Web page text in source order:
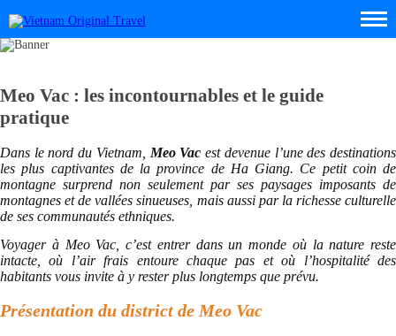
Meo Vac : les incontournables et le guide
pratique
Dans le nord du Vietnam, Meo Vacest devenue l’une des destinations
les plus captivantes de la province de Ha Giang. Ce petit coin de
montagne surprend non seulement par ses paysages imposants de
montagnes et de vallées sinueuses, mais aussi par la richesse culturelle
de ses communautés ethniques.
Voyager à Meo Vac, c’est entrer dans un monde où la nature reste
intacte, où l’air frais entoure chaque pas et où l’hospitalité des
habitants vous invite à y rester plus longtemps que prévu.
Présentation du district de Meo Vac